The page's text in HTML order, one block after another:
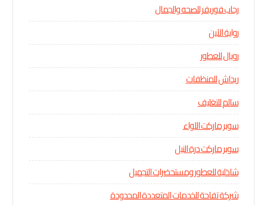
رحاب فوريفر للصحه والجمال
رواية الآين
رويال للعطور
ريداش للمنظفات
سالم للتغليف
سوبر ماركت اللواء
سوبر ماركت درة النيل
شاذلية للعطور ومستحضرات التجميل
شركة تفاحة للخدمات المتعددة المحدودة